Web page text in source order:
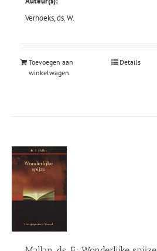
Verhoeks, ds. W.
Toevoegen aan
winkelwagen
Details